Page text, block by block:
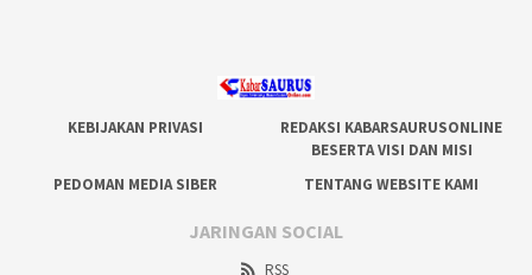
KEBIJAKAN PRIVASI
REDAKSI KABARSAURUSONLINE
BESERTA VISI DAN MISI
PEDOMAN MEDIA SIBER
TENTANG WEBSITE KAMI
JARINGAN SOCIAL
RSS